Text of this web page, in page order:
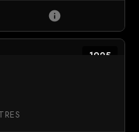
info
1925